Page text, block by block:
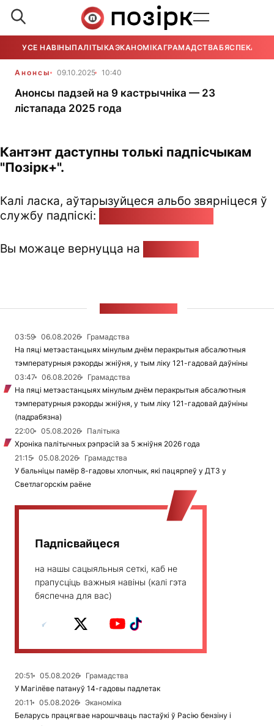
УСЕ НАВІНЫПАЛІТЫКАЭКАНОМІКАГРАМАДСТВАБЯСПЕКА
Анонсы 09.10.2025 10:40
Анонсы падзей на 9 кастрычніка — 23
лістапада 2025 года
Кантэнт даступны толькі падпісчыкам
"Позірк+".
Калі ласка, аўтарызуйцеся альбо звярніцеся ў
службу падпіскі:
Вы можаце вернуцца на
03:59 06.08.2026
Грамадства
На пяці метэастанцыях мінулым днём перакрытыя абсалютныя
тэмпературныя рэкорды жніўня, у тым ліку 121-гадовай даўніны
03:47
06.08.2026
Грамадства
На пяці метэастанцыях мінулым днём перакрытыя абсалютныя
тэмпературныя рэкорды жніўня, у тым ліку 121-гадовай даўніны
(падрабязна)
22:00
05.08.2026
Палітыка
Хроніка палітычных рэпрэсій за 5 жніўня 2026 года
21:15
05.08.2026
Грамадства
У бальніцы памёр 8-гадовы хлопчык, які пацярпеў у ДТЗ у
Светлагорскім раёне
Падпісвайцеся
на нашы сацыяльныя сеткі, каб не
прапусціць важныя навіны (калі гэта
бяспечна для вас)
20:51 05.08.2026
Грамадства
У Магілёве патануў 14-гадовы падлетак
20:11
05.08.2026
Эканоміка
Беларусь працягвае нарошчваць пастаўкі ў Расію бензіну і